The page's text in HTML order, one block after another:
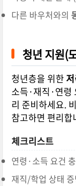
다른 바우처와의
청년 지원(
청년층을 위한
소득·재직·연령
리 준비하세요.
참고하면 편리합
체크리스트
연령·소득 요건
재직/학업 상태 증